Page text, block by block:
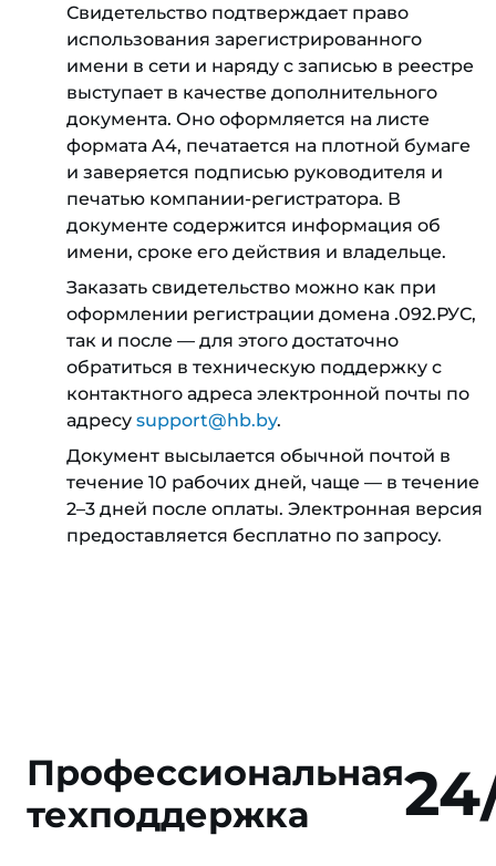
Свидетельство подтверждает право
использования зарегистрированного
имени в сети и наряду с записью в реестре
выступает в качестве дополнительного
документа. Оно оформляется на листе
формата A4, печатается на плотной бумаге
и заверяется подписью руководителя и
печатью компании-регистратора. В
документе содержится информация об
имени, сроке его действия и владельце.
Заказать свидетельство можно как при
оформлении регистрации домена .092.РУС,
так и после — для этого достаточно
обратиться в техническую поддержку с
контактного адреса электронной почты по
адресу support@hb.by.
Документ высылается обычной почтой в
течение 10 рабочих дней, чаще — в течение
2–3 дней после оплаты. Электронная версия
предоставляется бесплатно по запросу.
Профессиональная
техподдержка